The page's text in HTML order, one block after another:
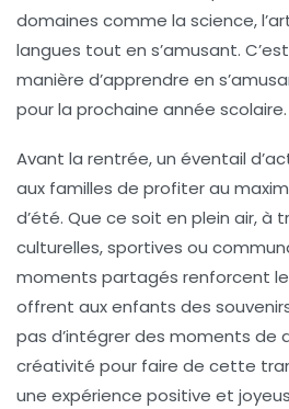
domaines comme la science,
langues tout en s’amusant.
manière d’apprendre en
pour la prochaine année scolaire.
Avant la rentrée, un éventail
aux familles de profiter au
d’été. Que ce soit en plein air, à
culturelles, sportives ou
moments partagés renforcent
offrent aux enfants des
pas d’intégrer des moments
créativité pour faire de cette
une expérience positive et